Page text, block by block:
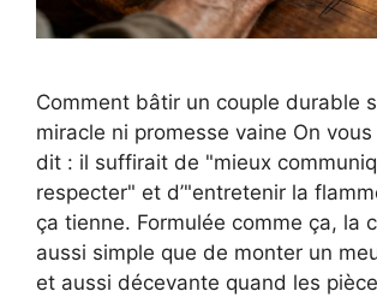
Comment bâtir un couple durable
miracle ni promesse vaine On vous
dit : il suffirait de "mieux
respecter" et d’"entretenir la
ça tienne. Formulée comme ça, la
aussi simple que de monter un
et aussi décevante quand les